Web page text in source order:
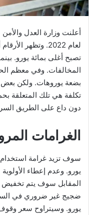
أعلنت وزارة العدل
لعام 2022. وتظهر
تصبح أغلى بمائة يورو.
المخالفات. وفي معظم
بضعة يوروهات. ولكن بعض
تكلفة هي تلك المتعلقة
دون داع على الطريق
الغرامات
المقابل سوف يتم تخفيض
يورو. وسيتراوح سعر